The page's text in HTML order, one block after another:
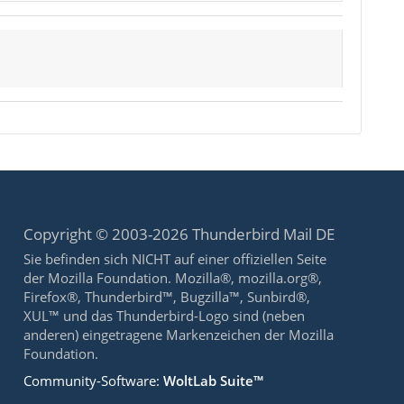
Copyright © 2003-2026 Thunderbird Mail DE
Sie befinden sich NICHT auf einer offiziellen Seite
der Mozilla Foundation. Mozilla®, mozilla.org®,
Firefox®, Thunderbird™, Bugzilla™, Sunbird®,
XUL™ und das Thunderbird-Logo sind (neben
anderen) eingetragene Markenzeichen der Mozilla
Foundation.
Community-Software:WoltLab Suite™